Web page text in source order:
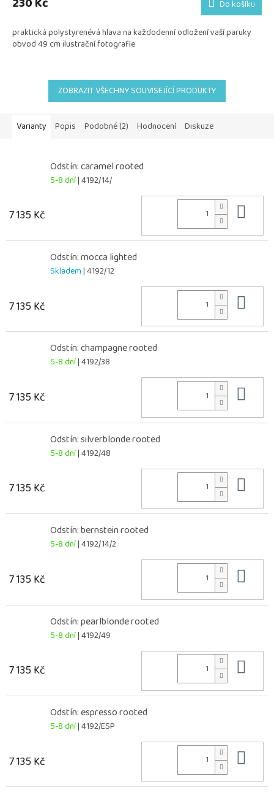
Do košíku
praktická polystyrenévá hlava na každodenní odložení vaší paruky
obvod 49 cm ilustrační fotografie
ZOBRAZIT VŠECHNY SOUVISEJÍCÍ PRODUKTY
Varianty Popis Podobné (2) Hodnocení Diskuze
Odstín: caramel rooted
5-8 dní| 4192/14/
7 135 Kč
Odstín: mocca lighted
Skladem| 4192/12
7 135 Kč
Odstín: champagne rooted
5-8 dní| 4192/38
7 135 Kč
Odstín: silverblonde rooted
5-8 dní| 4192/48
7 135 Kč
Odstín: bernstein rooted
5-8 dní| 4192/14/2
7 135 Kč
Odstín: pearlblonde rooted
5-8 dní| 4192/49
7 135 Kč
Odstín: espresso rooted
5-8 dní| 4192/ESP
7 135 Kč